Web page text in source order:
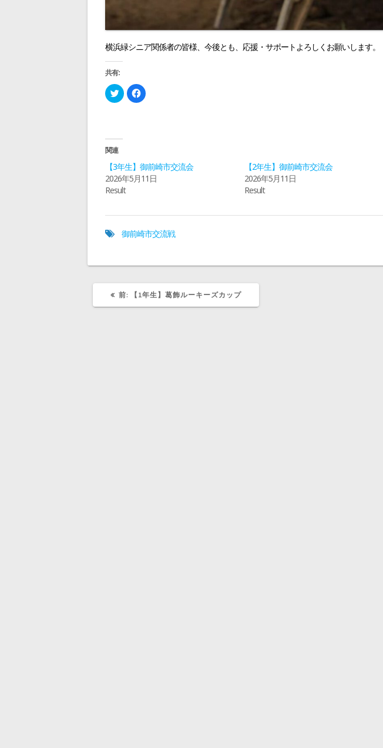
横浜緑シニア関係者の皆様、今後とも、応援・サポートよろしくお願いします。
共有:
ク
リ
w
t
e
r
で
共
し
ウ
ィ
で
き
ま
す
F
a
有
す
る
に
ク
て
く
(
し
い
ウ
ン
関連
【3年生】御前崎市交流会
2026年5月11日
Result
【2年生】御前崎市交流会
2026年5月11日
Result
御前崎市交流戦
前:
前【1年生】葛飾ルーキーズカップ